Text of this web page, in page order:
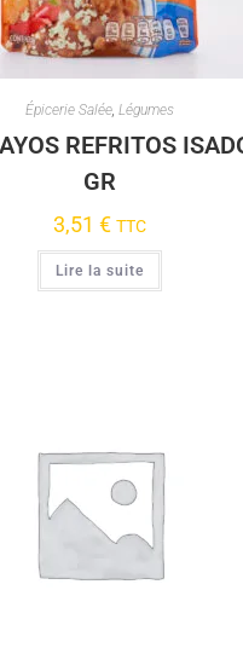
Épicerie Salée, Légumes
REFRITOS
GR
3,51 € TTC
Lire la suite